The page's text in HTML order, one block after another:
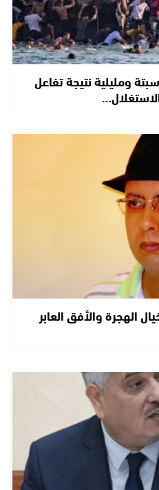
ومليلية نتيجة تفاعل
الهجرة والأفق العابر